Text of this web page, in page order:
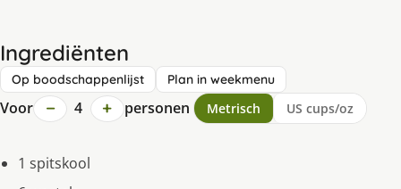
Ingrediënten
Op boodschappenlijst Plan in weekmenu
Voor − 4 + personen Metrisch US cups/oz
1 spitskool